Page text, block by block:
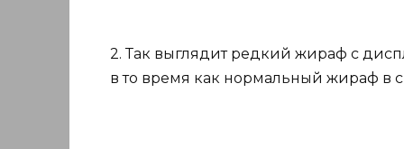
2. Так выглядит редкий жираф с
в то время как нормальный жираф в